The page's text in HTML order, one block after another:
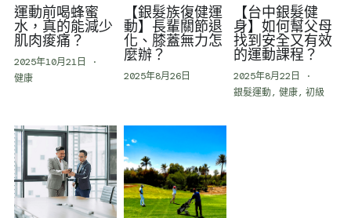
運動前喝蜂蜜
水，真的能減少
肌肉痠痛？
2025年10月21日
·
健康
【銀髮族復健運
動】長輩關節退
化、膝蓋無力怎
麼辦？
2025年8月26日
【台中銀髮健
身】如何幫父母
找到安全又有效
的運動課程？
2025年8月22日
·
銀髮運動, 健康, 初級